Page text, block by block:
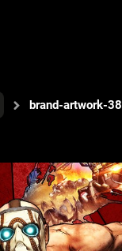
brand-artwork-38